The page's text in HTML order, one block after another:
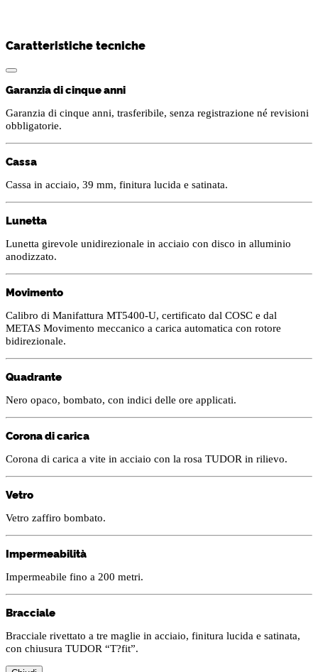
Caratteristiche tecniche
Garanzia di cinque anni
Garanzia di cinque anni, trasferibile, senza registrazione né revisioni
obbligatorie.
Cassa
Cassa in acciaio, 39 mm, finitura lucida e satinata.
Lunetta
Lunetta girevole unidirezionale in acciaio con disco in alluminio
anodizzato.
Movimento
Calibro di Manifattura MT5400-U, certificato dal COSC e dal
METAS Movimento meccanico a carica automatica con rotore
bidirezionale.
Quadrante
Nero opaco, bombato, con indici delle ore applicati.
Corona di carica
Corona di carica a vite in acciaio con la rosa TUDOR in rilievo.
Vetro
Vetro zaffiro bombato.
Impermeabilità
Impermeabile fino a 200 metri.
Bracciale
Bracciale rivettato a tre maglie in acciaio, finitura lucida e satinata,
con chiusura TUDOR “T?fit”.